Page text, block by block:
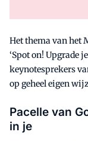
Het thema van het
‘Spot on! Upgrade
keynotesprekers
op geheel eigen
Pacelle van
in je